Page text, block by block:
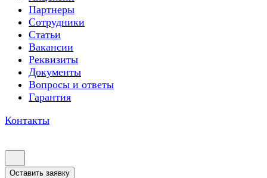
Партнеры
Сотрудники
Статьи
Вакансии
Реквизиты
Документы
Вопросы и ответы
Гарантия
Контакты
Оставить заявку